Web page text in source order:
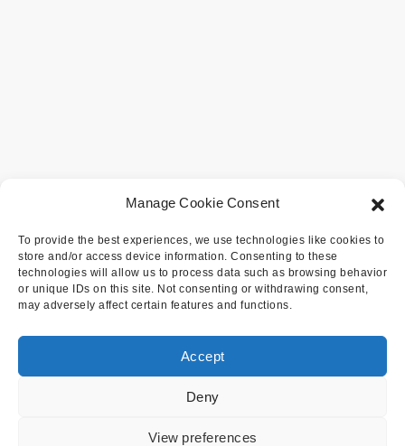
Manage Cookie Consent
To provide the best experiences, we use technologies like cookies to
store and/or access device information. Consenting to these
technologies will allow us to process data such as browsing behavior
or unique IDs on this site. Not consenting or withdrawing consent,
may adversely affect certain features and functions.
Accept
Deny
View preferences